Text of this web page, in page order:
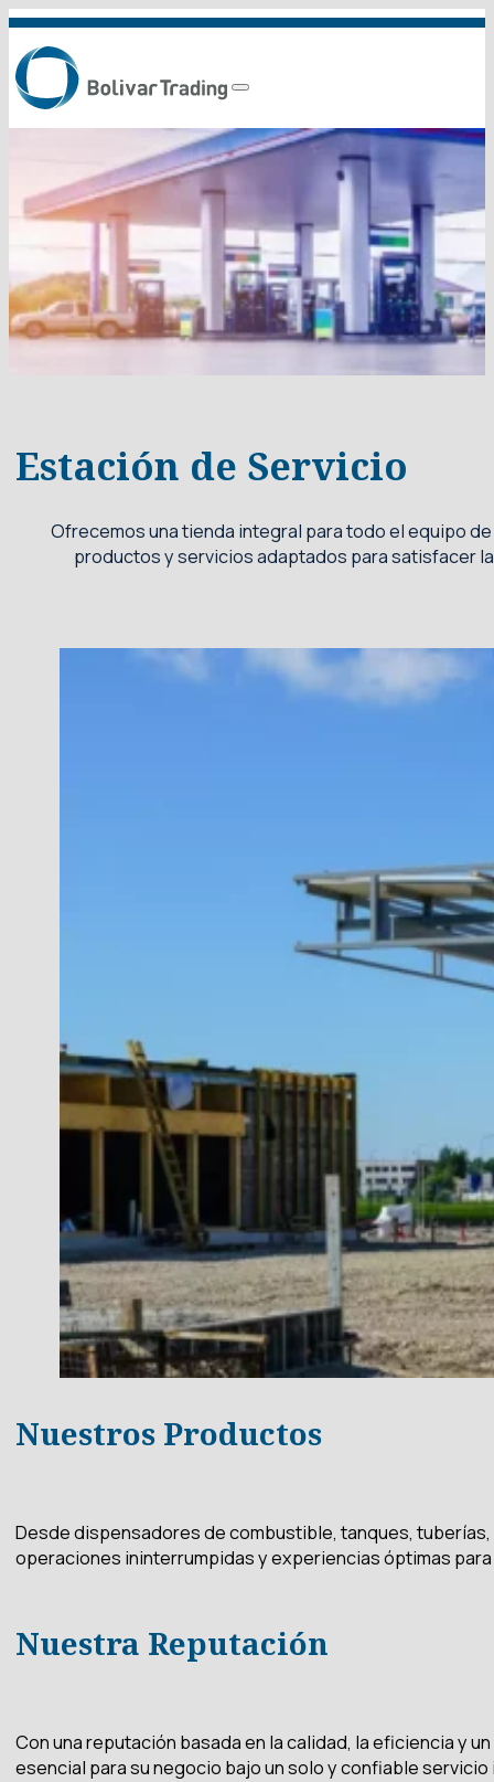
Estación de Servicio
Ofrecemos una tienda integral para todo el equipo
productos y servicios adaptados para satisfacer
Nuestros Productos
Desde dispensadores de combustible, tanques,
operaciones ininterrumpidas y experiencias óptimas
Nuestra Reputación
Con una reputación basada en la calidad, la eficiencia y
esencial para su negocio bajo un solo y confiable